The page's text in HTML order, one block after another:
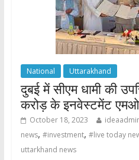
National Uttarakhand
दुबई में सीएम धामी की
करोड़ के इनवेस्टमेंट
October 18, 2023
news, #investment, #live today
uttarkhand news